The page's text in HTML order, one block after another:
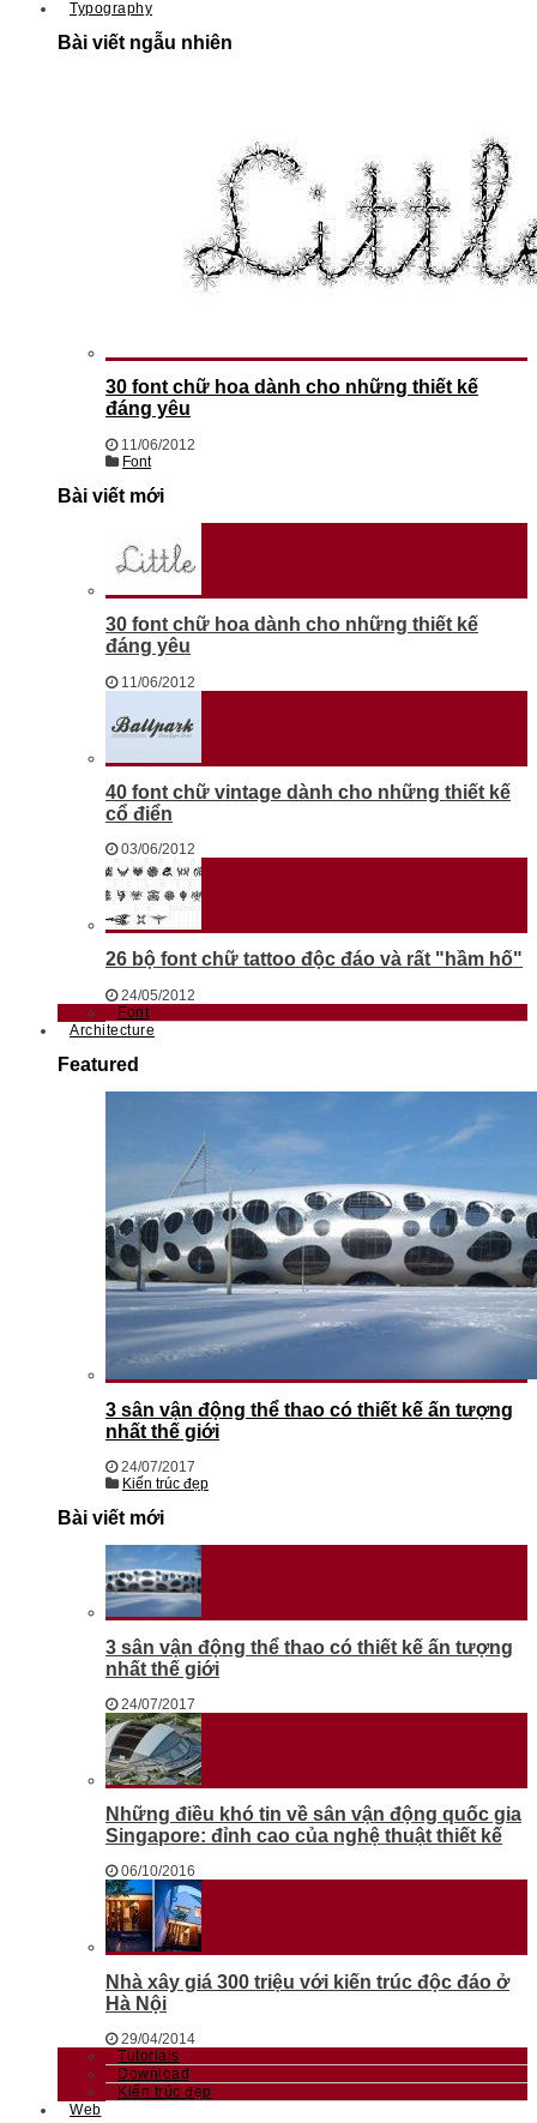
Typography
Bài viết ngẫu nhiên
30 font chữ hoa dành cho những thiết kế
đáng yêu
11/06/2012
Font
Bài viết mới
30 font chữ hoa dành cho những thiết kế
đáng yêu
11/06/2012
40 font chữ vintage dành cho những thiết kế
cổ điển
03/06/2012
26 bộ font chữ tattoo độc đáo và rất "hầm hố"
24/05/2012
Font
Architecture
Featured
3 sân vận động thể thao có thiết kế ấn tượng
nhất thế giới
24/07/2017
Kiến trúc đẹp
Bài viết mới
3 sân vận động thể thao có thiết kế ấn tượng
nhất thế giới
24/07/2017
Những điều khó tin về sân vận động quốc gia
Singapore: đỉnh cao của nghệ thuật thiết kế
06/10/2016
Nhà xây giá 300 triệu với kiến trúc độc đáo ở
Hà Nội
29/04/2014
Tutorials
Download
Kiến trúc đẹp
Web